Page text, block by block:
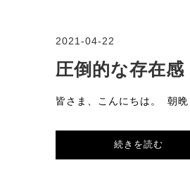
2021-04-22
圧倒的な存在
皆さま、こんにちは。 朝
続きを読む